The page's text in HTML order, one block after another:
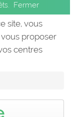
Les balades
Les espèces
Fermer
site, vous
proposer
centres